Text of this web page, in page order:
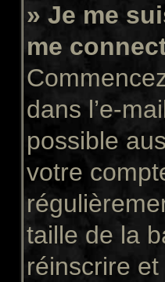
» Je me
me
dans l’e-
possible
votre
taille de la
réinscrire